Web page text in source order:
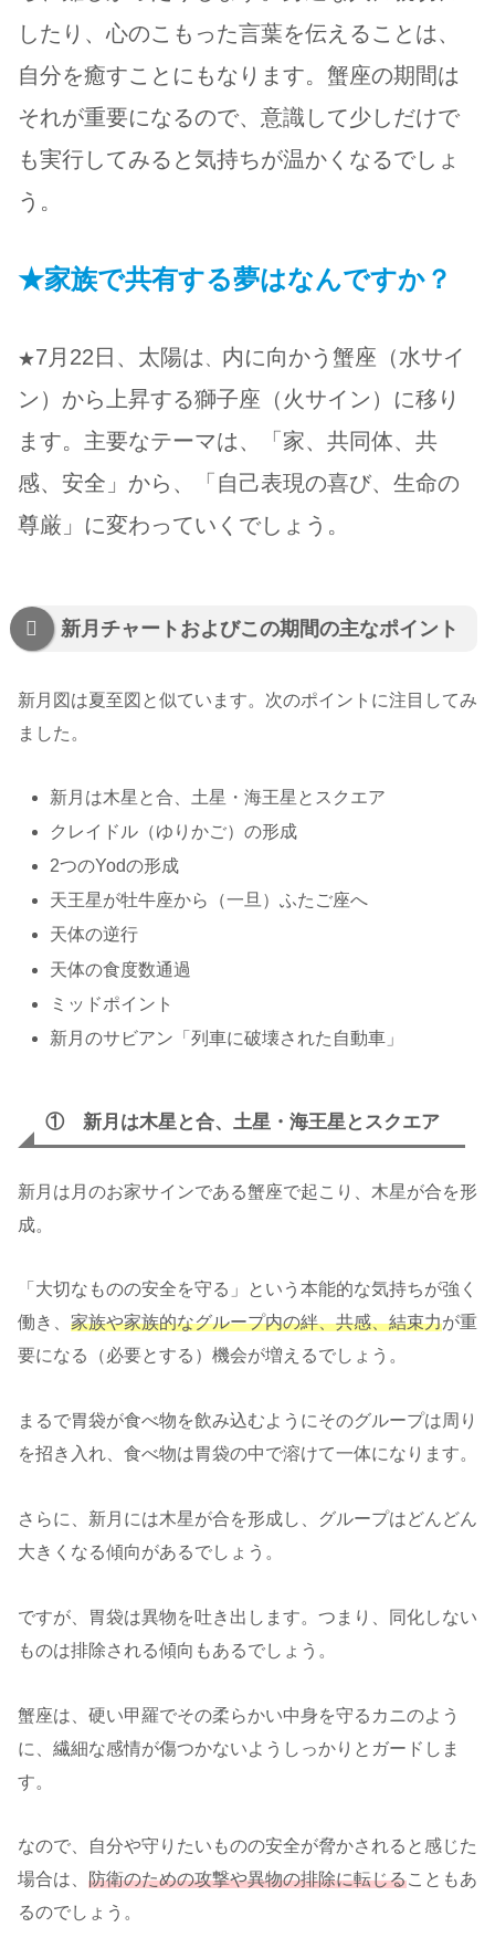
したり、心のこもった言葉を伝えることは、
自分を癒すことにもなります。蟹座の期間は
それが重要になるので、意識して少しだけで
も実行してみると気持ちが温かくなるでしょ
う。
★家族で共有する夢はなんですか？
★7月22日、太陽は
内に向かう蟹座（水サイ
ン）から上昇する獅子座（火サイン）に移り
ます。主要なテーマは、
「家、共同体、共
感、安全」 から、「自己表現の喜び、生命の
尊厳」に変わっていくでしょう。
新月チャートおよびこの期間の主なポイント
新月図は夏至図と似ています。次のポイントに注目してみ
ました。
新月は木星と合、土星・海王星とスクエア
クレイドル（ゆりかご）の形成
2つのYodの形成
天王星が牡牛座から（一旦）ふたご座へ
天体の逆行
天体の食度数通過
ミッドポイント
新月のサビアン「列車に破壊された自動車」
① 新月は木星と合、土星・海王星とスクエア
新月は月のお家サインである蟹座で起こり、木星が合を形
成。
「大切なものの安全を守る」という本能的な気持ちが強く
働き、 家族や家族的なグループ内の絆、共感、結束力が重
要になる（必要とする）機会が増えるでしょう。
まるで胃袋が食べ物を飲み込むようにそのグループは周り
を招き入れ、食べ物は胃袋の中で溶けて一体になります。
さらに、新月には木星が合を形成し、グループはどんどん
大きくなる傾向があるでしょう。
ですが、胃袋は異物を吐き出します。つまり、同化しない
ものは排除される傾向もあるでしょう。
蟹座は、硬い甲羅でその柔らかい中身を守るカニのよう
に、繊細な感情が傷つかないようしっかりとガードしま
す。
なので、自分や守りたいものの安全が脅かされると感じた
場合は、 防衛のための攻撃や異物の排除に転じることもあ
るのでしょう。